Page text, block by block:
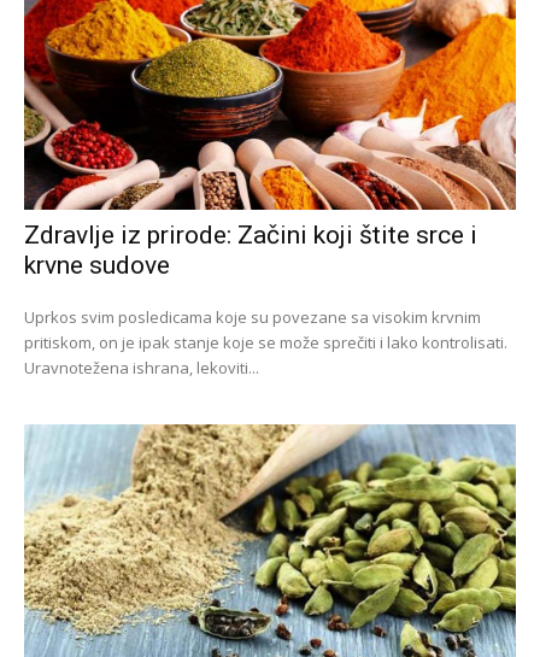
Zdravlje iz prirode: Začini koji štite srce i
krvne sudove
Uprkos svim posledicama koje su povezane sa visokim krvnim
pritiskom, on je ipak stanje koje se može sprečiti i lako kontrolisati.
Uravnotežena ishrana, lekoviti...